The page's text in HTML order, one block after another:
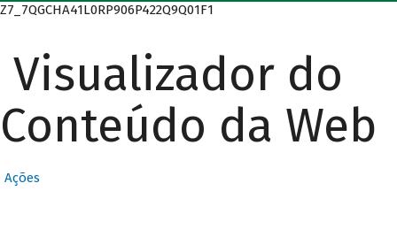
Z7_7QGCHA41L0RP906P422Q9Q01F1
Visualizador do
Conteúdo da Web
Ações